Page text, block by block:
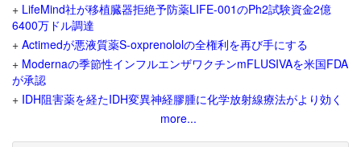
+ LifeMind社が移植臓器拒絶予防薬LIFE-001のPh2試験資金2億
6400万ドル調達
+ Actimedが悪液質薬S-oxprenololの全権利を再び手にする
+ Modernaの季節性インフルエンザワクチンmFLUSIVAを米国FDA
が承認
+ IDH阻害薬を経たIDH変異神経膠腫に化学放射線療法がより効く
more...